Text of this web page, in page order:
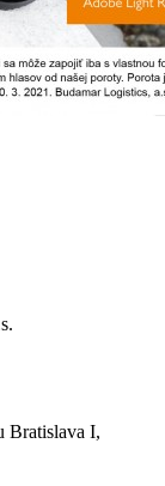
Bratislava I,